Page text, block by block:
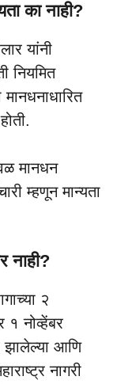
का नाही?
यांनी
नियमित
मानधन
म्हणून मान्यता
नाही?
२
१ नोव्हेंबर
झालेल्या आणि
नागरी